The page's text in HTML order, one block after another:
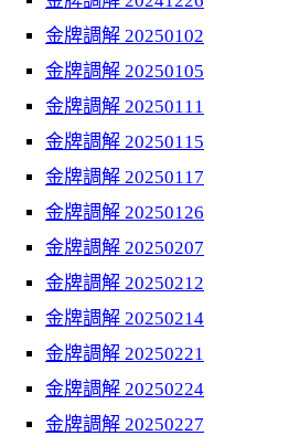
金牌調解 20250102
金牌調解 20250105
金牌調解 20250111
金牌調解 20250115
金牌調解 20250117
金牌調解 20250126
金牌調解 20250207
金牌調解 20250212
金牌調解 20250214
金牌調解 20250221
金牌調解 20250224
金牌調解 20250227